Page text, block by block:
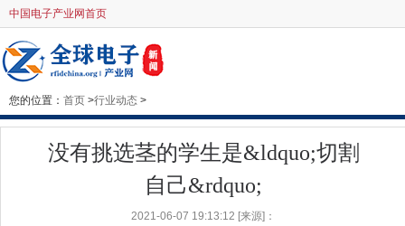
中国电子产业网首页
您的位置： 首页 >行业动态 >
没有挑选茎的学生是&ldquo;切割
自己&rdquo;
2021-06-07 19:13:12 [来源]：